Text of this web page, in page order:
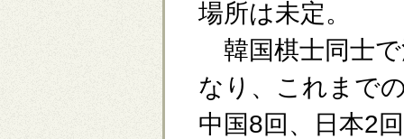
場所は未定。
韓国棋士同士
なり、これまで
中国8回、日本2